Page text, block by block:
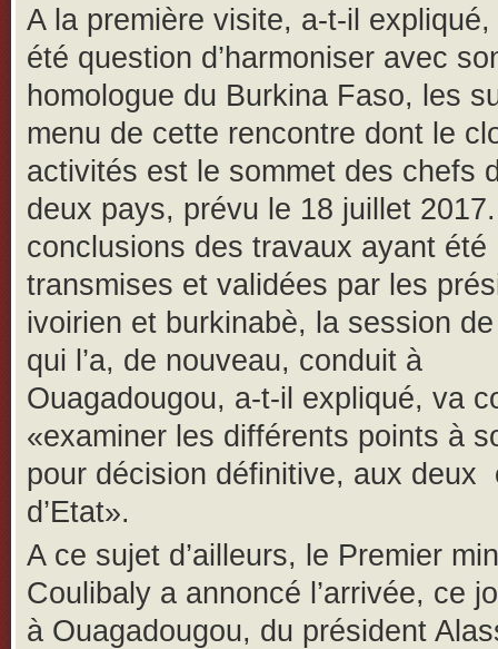
A la première visite, a-t-il
été question d’harmoniser avec
homologue du Burkina Faso, les
menu de cette rencontre dont le
activités est le sommet des chefs
deux pays, prévu le 18 juillet
conclusions des travaux ayant été
transmises et validées par les
ivoirien et burkinabè, la session
qui l’a, de nouveau, conduit à
Ouagadougou, a-t-il expliqué, va
«examiner les différents points à
pour décision définitive, aux deux
d’Etat».
A ce sujet d’ailleurs, le Premier
Coulibaly a annoncé l’arrivée, ce
à Ouagadougou, du président